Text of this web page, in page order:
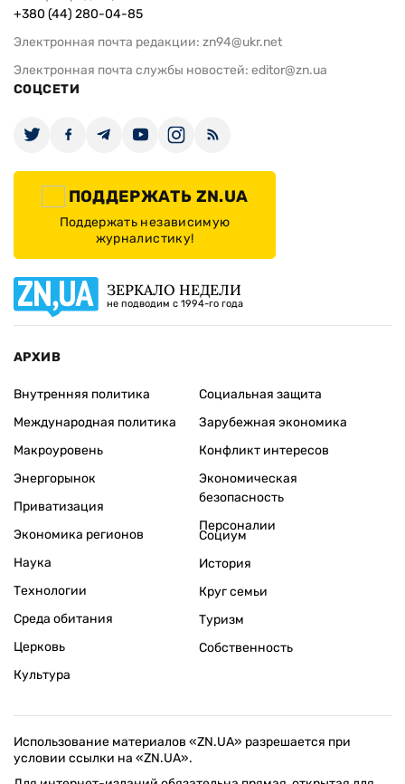
+380 (44) 280-04-85
Электронная почта редакции: zn94@ukr.net
Электронная почта службы новостей: editor@zn.ua
СОЦСЕТИ
ПОДДЕРЖАТЬ ZN.UA
Поддержать независимую
журналистику!
ЗЕРКАЛО НЕДЕЛИ
не подводим с 1994-го года
АРХИВ
Внутренняя политика
Международная политика
Макроуровень
Энергорынок
Приватизация
Экономика регионов
Социальная защита
Зарубежная экономика
Конфликт интересов
Экономическая
безопасность
Персоналии
Наука
Технологии
Среда обитания
Церковь
Культура
Социум
История
Круг семьи
Туризм
Собственность
Использование материалов «ZN.UA» разрешается при
условии ссылки на «ZN.UA».